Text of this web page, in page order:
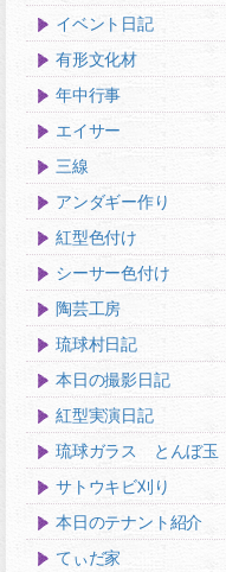
イベント日記
有形文化材
年中行事
エイサー
三線
アンダギー作り
紅型色付け
シーサー色付け
陶芸工房
琉球村日記
本日の撮影日記
紅型実演日記
琉球ガラス とんぼ玉
サトウキビ刈り
本日のテナント紹介
てぃだ家